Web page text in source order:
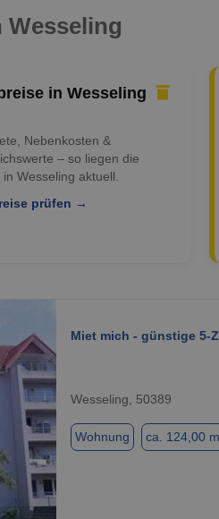
Wesseling
in Wesseling
Nebenkosten &
– so liegen die
Wesseling aktuell.
prüfen →
Miet mich - günstige 5-
Wesseling, 50389
Wohnung ca. 124,00